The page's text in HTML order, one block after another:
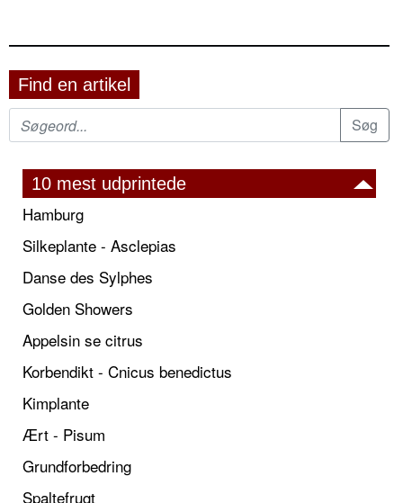
Find en artikel
10 mest udprintede
Hamburg
Silkeplante - Asclepias
Danse des Sylphes
Golden Showers
Appelsin se citrus
Korbendikt - Cnicus benedictus
Kimplante
Ært - Pisum
Grundforbedring
Spaltefrugt